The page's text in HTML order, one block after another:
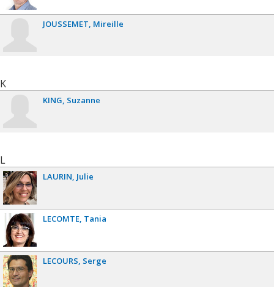
JOUSSEMET Mireille
K
KING Suzanne
L
LAURIN Julie
LECOMTE Tania
LECOURS Serge